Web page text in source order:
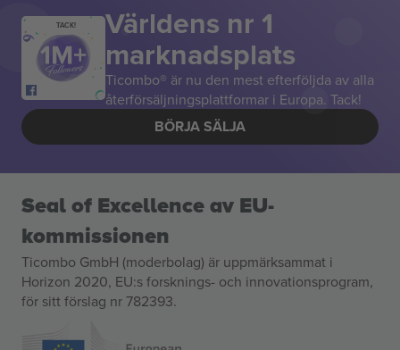
TACK! Världens nr 1
marknadsplats
Ticombo® är nu den mest efterföljda av alla
återförsäljningsplattformar i Europa. Tack!
BÖRJA SÄLJA
Seal of Excellence av EU-
kommissionen
Ticombo GmbH (moderbolag) är uppmärksammat i
Horizon 2020, EU:s forsknings- och innovationsprogram,
för sitt förslag nr 782393.